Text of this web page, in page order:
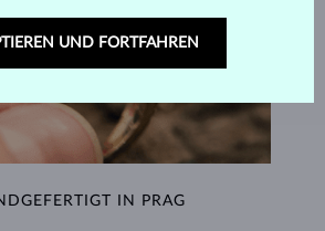
IN PRAG
UND FORTFAHREN